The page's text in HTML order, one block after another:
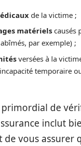
de la victime ;
matériels causés
par exemple) ;
versées à la
temporaire
de
inclut
de vous assurer